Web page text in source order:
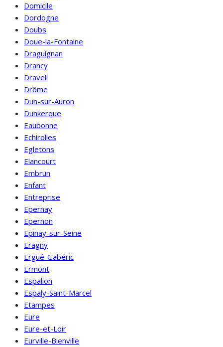
Domicile
Dordogne
Doubs
Doue-la-Fontaine
Draguignan
Drancy
Draveil
Drôme
Dun-sur-Auron
Dunkerque
Eaubonne
Echirolles
Egletons
Elancourt
Embrun
Enfant
Entreprise
Epernay
Epernon
Epinay-sur-Seine
Eragny
Ergué-Gabéric
Ermont
Espalion
Espaly-Saint-Marcel
Etampes
Eure
Eure-et-Loir
Eurville-Bienville